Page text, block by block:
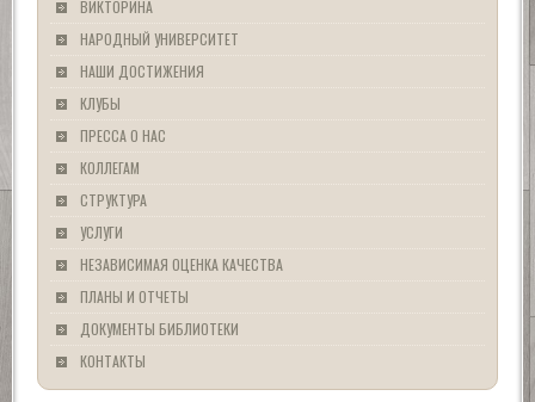
ВИКТОРИНА
НАРОДНЫЙ УНИВЕРСИТЕТ
НАШИ ДОСТИЖЕНИЯ
КЛУБЫ
ПРЕССА О НАС
КОЛЛЕГАМ
СТРУКТУРА
УСЛУГИ
НЕЗАВИСИМАЯ ОЦЕНКА КАЧЕСТВА
ПЛАНЫ И ОТЧЕТЫ
ДОКУМЕНТЫ БИБЛИОТЕКИ
КОНТАКТЫ